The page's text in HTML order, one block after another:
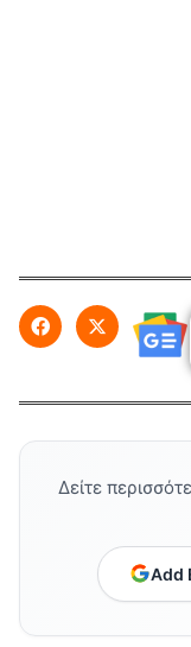
Δείτε
Add